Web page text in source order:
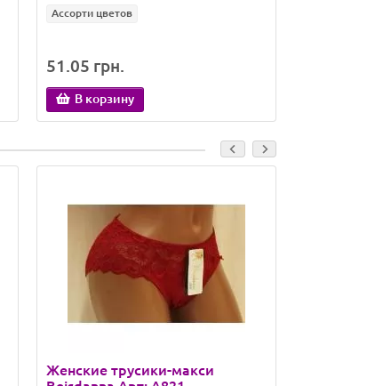
Ассорти цветов
51.05 грн.
В корзину
Женские трусики-макси